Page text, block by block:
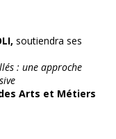
soutiendra ses
: une approche
Arts et Métiers